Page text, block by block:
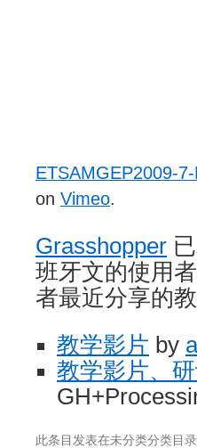
ETSAMGEP2009-
on Vimeo.
Grasshopper
班牙文的使用
者最近分享的
教学影片 by
教学影片、
此条目发表在未分类分类目